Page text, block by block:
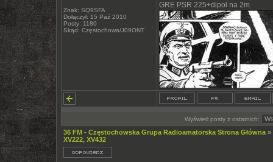
Znak: SQ9SFA
Dołączył: 15 Paź 2010
Posty: 1180
Skąd: Częstochowa/J09ONT
GRE PSR 225+dipol na 2m
Wyświetl posty z ostatnich:
36 FM - Częstochowska Grupa Radioamatorska Strona Główna »
XV222, XV432